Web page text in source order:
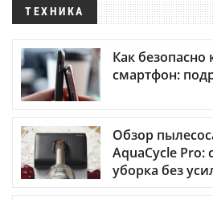
ТЕХНИКА
Как безопасно
смартфон:
Обзор
AquaCycle Pro:
уборка без